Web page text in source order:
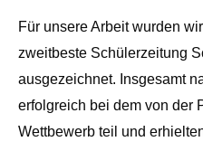
Für unsere Arbeit wurden
zweitbeste Schülerzeitung
ausgezeichnet. Insgesamt
erfolgreich bei dem von der
Wettbewerb teil und